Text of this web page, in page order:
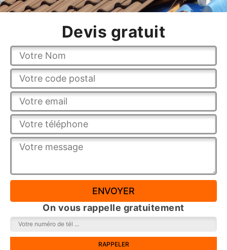
Devis gratuit
On vous rappelle gratuitement